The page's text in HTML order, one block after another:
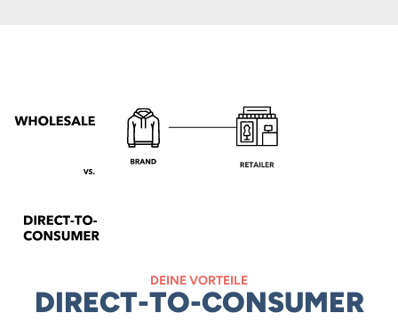
DEINE VORTEILE
DIRECT-TO-CONSUMER